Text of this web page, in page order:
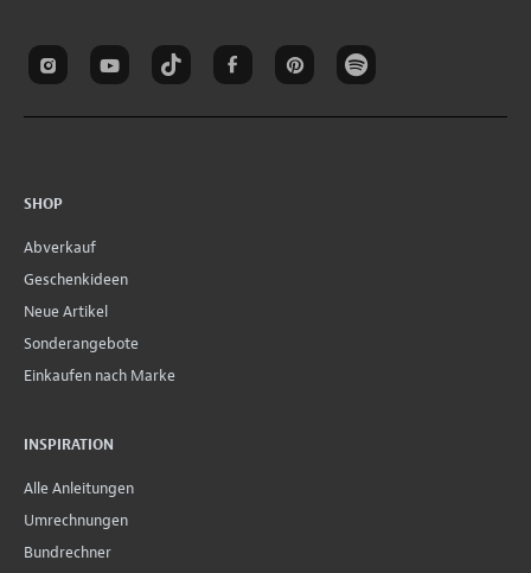
SHOP
Abverkauf
Geschenkideen
Neue Artikel
Sonderangebote
Einkaufen nach Marke
INSPIRATION
Alle Anleitungen
Umrechnungen
Bundrechner